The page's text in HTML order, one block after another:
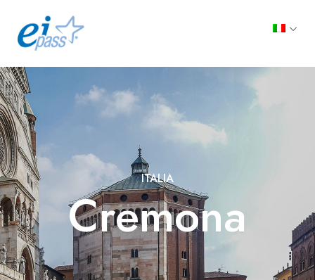
ITALIA
Cremona